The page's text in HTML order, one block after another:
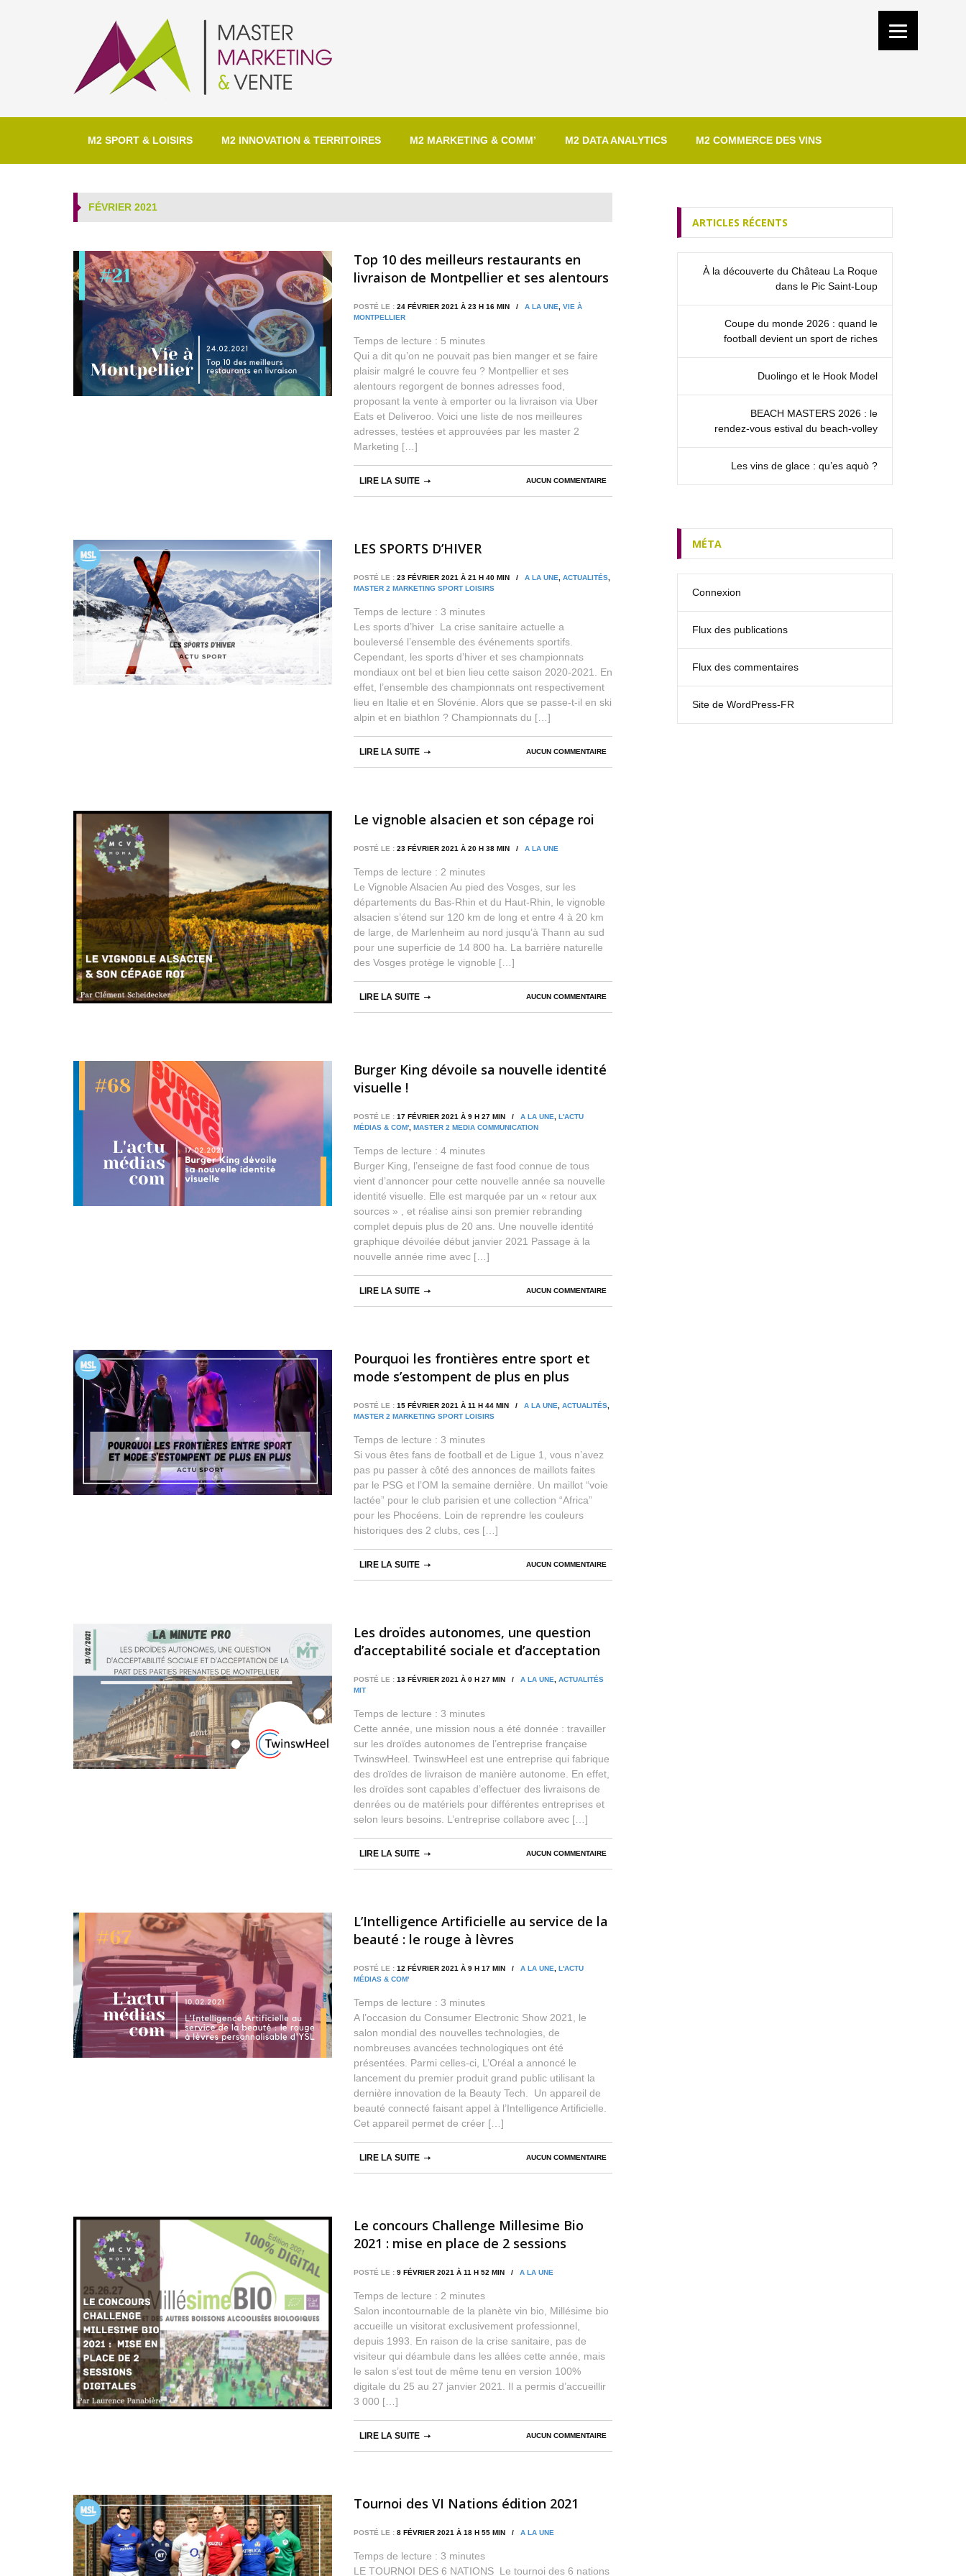
M2 SPORT & LOISIRS M2 INNOVATION & TERRITOIRES M2 MARKETING & COMM’ M2 DATA ANALYTICS M2 COMMERCE DES VINS
FÉVRIER 2021
Top 10 des meilleurs restaurants en
livraison de Montpellier et ses alentours
POSTÉ LE : 24 FÉVRIER 2021 À 23 H 16 MIN / A LA UNE
VIE À
MONTPELLIER
Temps de lecture : 5 minutes
Qui a dit qu’on ne pouvait pas bien manger et se faire
plaisir malgré le couvre feu ? Montpellier et ses
alentours regorgent de bonnes adresses food,
proposant la vente à emporter ou la livraison via Uber
Eats et Deliveroo. Voici une liste de nos meilleures
adresses, testées et approuvées par les master 2
Marketing […]
AUCUN COMMENTAIRE
LIRE LA SUITE
LES SPORTS D’HIVER
POSTÉ LE : 23 FÉVRIER 2021 À 21 H 40 MIN / A LA UNE ACTUALITÉS
MASTER 2 MARKETING SPORT LOISIRS
Temps de lecture : 3 minutes
Les sports d’hiver La crise sanitaire actuelle a
bouleversé l’ensemble des événements sportifs.
Cependant, les sports d’hiver et ses championnats
mondiaux ont bel et bien lieu cette saison 2020-2021. En
effet, l’ensemble des championnats ont respectivement
lieu en Italie et en Slovénie. Alors que se passe-t-il en ski
alpin et en biathlon ? Championnats du […]
AUCUN COMMENTAIRE
LIRE LA SUITE
Le vignoble alsacien et son cépage roi
POSTÉ LE : 23 FÉVRIER 2021 À 20 H 38 MIN / A LA UNE
Temps de lecture : 2 minutes
Le Vignoble Alsacien Au pied des Vosges, sur les
départements du Bas-Rhin et du Haut-Rhin, le vignoble
alsacien s’étend sur 120 km de long et entre 4 à 20 km
de large, de Marlenheim au nord jusqu’à Thann au sud
pour une superficie de 14 800 ha. La barrière naturelle
des Vosges protège le vignoble […]
AUCUN COMMENTAIRE
LIRE LA SUITE
Burger King dévoile sa nouvelle identité
visuelle !
POSTÉ LE : 17 FÉVRIER 2021 À 9 H 27 MIN / A LA UNE
L'ACTU
MÉDIAS & COM' MASTER 2 MEDIA COMMUNICATION
Temps de lecture : 4 minutes
Burger King, l’enseigne de fast food connue de tous
vient d’annoncer pour cette nouvelle année sa nouvelle
identité visuelle. Elle est marquée par un « retour aux
sources » , et réalise ainsi son premier rebranding
complet depuis plus de 20 ans. Une nouvelle identité
graphique dévoilée début janvier 2021 Passage à la
nouvelle année rime avec […]
AUCUN COMMENTAIRE
LIRE LA SUITE
Pourquoi les frontières entre sport et
mode s’estompent de plus en plus
POSTÉ LE : 15 FÉVRIER 2021 À 11 H 44 MIN / A LA UNE ACTUALITÉS
MASTER 2 MARKETING SPORT LOISIRS
Temps de lecture : 3 minutes
Si vous êtes fans de football et de Ligue 1, vous n’avez
pas pu passer à côté des annonces de maillots faites
par le PSG et l’OM la semaine dernière. Un maillot “voie
lactée” pour le club parisien et une collection “Africa”
pour les Phocéens. Loin de reprendre les couleurs
historiques des 2 clubs, ces […]
AUCUN COMMENTAIRE
LIRE LA SUITE
Les droïdes autonomes, une question
d’acceptabilité sociale et d’acceptation
Montpellier
POSTÉ LE : 13 FÉVRIER 2021 À 0 H 27 MIN / A LA UNE
ACTUALITÉS
MIT
Temps de lecture : 3 minutes
Cette année, une mission nous a été donnée : travailler
sur les droïdes autonomes de l’entreprise française
TwinswHeel. TwinswHeel est une entreprise qui fabrique
des droïdes de livraison de manière autonome. En effet,
les droïdes sont capables d’effectuer des livraisons de
denrées ou de matériels pour différentes entreprises et
selon leurs besoins. L’entreprise collabore avec […]
AUCUN COMMENTAIRE
LIRE LA SUITE
L’Intelligence Artificielle au service de la
beauté : le rouge à lèvres
POSTÉ LE : 12 FÉVRIER 2021 À 9 H 17 MIN / A LA UNE
L'ACTU
MÉDIAS & COM'
Temps de lecture : 3 minutes
A l’occasion du Consumer Electronic Show 2021, le
salon mondial des nouvelles technologies, de
nombreuses avancées technologiques ont été
présentées. Parmi celles-ci, L’Oréal a annoncé le
lancement du premier produit grand public utilisant la
dernière innovation de la Beauty Tech. Un appareil de
beauté connecté faisant appel à l’Intelligence Artificielle.
Cet appareil permet de créer […]
AUCUN COMMENTAIRE
LIRE LA SUITE
Le concours Challenge Millesime Bio
2021 : mise en place de 2 sessions
POSTÉ LE : 9 FÉVRIER 2021 À 11 H 52 MIN / A LA UNE
Temps de lecture : 2 minutes
Salon incontournable de la planète vin bio, Millésime bio
accueille un visitorat exclusivement professionnel,
depuis 1993. En raison de la crise sanitaire, pas de
visiteur qui déambule dans les allées cette année, mais
le salon s’est tout de même tenu en version 100%
digitale du 25 au 27 janvier 2021. Il a permis d’accueillir
3 000 […]
AUCUN COMMENTAIRE
LIRE LA SUITE
Tournoi des VI Nations édition 2021
POSTÉ LE : 8 FÉVRIER 2021 À 18 H 55 MIN / A LA UNE
Temps de lecture : 3 minutes
LE TOURNOI DES 6 NATIONS Le tournoi des 6 nations
ARTICLES RÉCENTS
À la découverte du Château La Roque
dans le Pic Saint‑Loup
Coupe du monde 2026 : quand le
football devient un sport de riches
Duolingo et le Hook Model
BEACH MASTERS 2026 : le
rendez‑vous estival du beach-volley
Les vins de glace : qu’es aquò ?
MÉTA
Connexion
Flux des publications
Flux des commentaires
Site de WordPress-FR